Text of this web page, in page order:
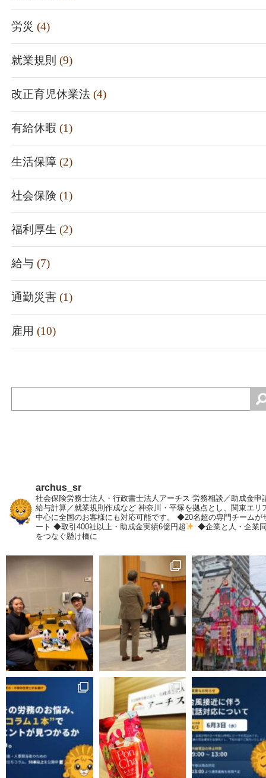
労災 (4)
就業規則 (9)
改正育児休業法(4)
有給休暇 (1)
生活保障(2)
社会保険 (1)
福利厚生 (2)
給与(7)
通勤災害 (1)
雇用 (10)
archus_sr
社会保険労務士法人・行政書士法人アーチス 労務相談／助成金申
給与計算／就業規則作成など 神奈川・平塚を拠点とし、​関東エリ
中心に全国のお客様にも対応可能です。 ◆20名超の専門チームが
ート ◆取引400社以上・助成金実績6億円超
◆企業と人・企業
をつなぐ懸け橋に